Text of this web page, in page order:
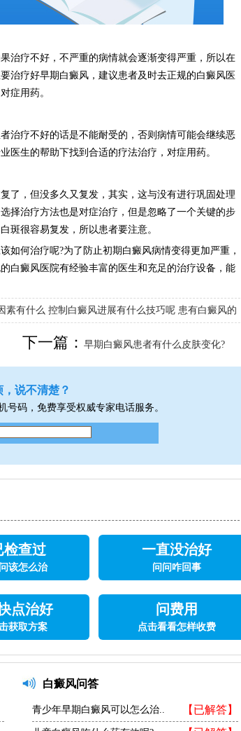
疗不好，不严重的病情就会逐渐变得严重，所以在
治疗好早期白癜风，建议患者及时去正规的白癜风医
症用药。
疗不好的话是不能耐受的，否则病情可能会继续恶
医生的帮助下找到合适的疗法治疗，对症用药。
，但没多久又复发，其实，这与没有进行巩固处理
择治疗方法也是对症治疗，但是忽略了一个关键的步
斑很容易复发，所以患者要注意。
何治疗呢?为了防止初期白癜风病情变得更加严重，
白癜风医院有经验丰富的医生和充足的治疗设备，能
素有什么 控制白癜风进展有什么技巧呢 患有白癜风的
下一篇：早期白癜风患者有什么皮肤变化?
说不清楚？
号码，免费享受权威专家电话服务。
检查过
该怎么治
一直没治好
问问咋回事
点治好
获取方案
问费用
点击看看怎样收费
白癜风问答
【已解答】
青少年早期白癜风可以怎么治..